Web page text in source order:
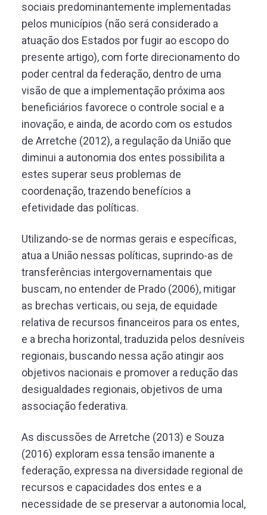
sociais predominantemente implementadas
pelos municípios (não será considerado a
atuação dos Estados por fugir ao escopo do
presente artigo), com forte direcionamento do
poder central da federação, dentro de uma
visão de que a implementação próxima aos
beneficiários favorece o controle social e a
inovação, e ainda, de acordo com os estudos
de Arretche (2012), a regulação da União que
diminui a autonomia dos entes possibilita a
estes superar seus problemas de
coordenação, trazendo benefícios a
efetividade das políticas.
Utilizando-se de normas gerais e específicas,
atua a União nessas políticas, suprindo-as de
transferências intergovernamentais que
buscam, no entender de Prado (2006), mitigar
as brechas verticais, ou seja, de equidade
relativa de recursos financeiros para os entes,
e a brecha horizontal, traduzida pelos desníveis
regionais, buscando nessa ação atingir aos
objetivos nacionais e promover a redução das
desigualdades regionais, objetivos de uma
associação federativa.
As discussões de Arretche (2013) e Souza
(2016) exploram essa tensão imanente a
federação, expressa na diversidade regional de
recursos e capacidades dos entes e a
necessidade de se preservar a autonomia local,